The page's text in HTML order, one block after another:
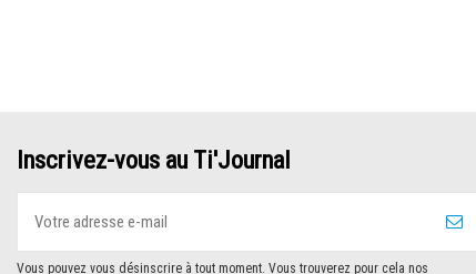
Inscrivez-vous au Ti'Journal
Vous pouvez vous désinscrire à tout moment. Vous trouverez pour cela nos